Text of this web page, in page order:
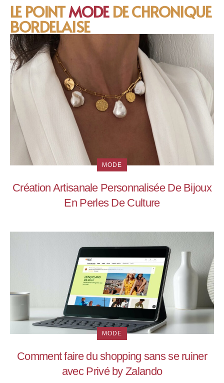
LE POINTMODEDE CHRONIQUE
BORDELAISE
MODE
Création Artisanale Personnalisée De Bijoux
En Perles De Culture
MODE
Comment faire du shopping sans se ruiner
avec Privé by Zalando